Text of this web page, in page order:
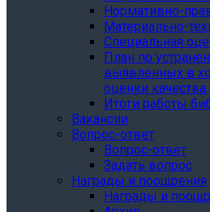
Нормативно-
Материально-
Специальная
План по
выявленных в
оценки качества
Итоги работы
Вакансии
Вопрос-ответ
Вопрос-ответ
Задать вопрос
Награды и поощрения
Награды и